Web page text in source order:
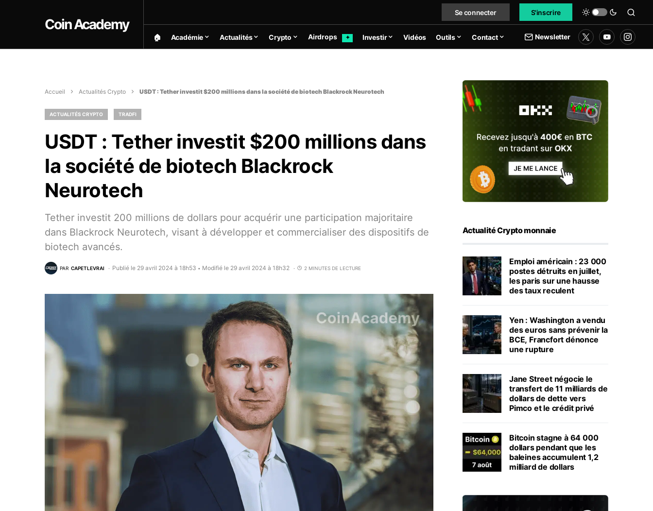
Coin Academy
Se connecter S'inscrire
🏠︎ Académie Actualités Crypto Airdrops ✦ Investir Vidéos Outils Contact Newsletter
Accueil Actualités Crypto USDT : Tether investit $200 millions dans la société de biotech Blackrock Neurotech
ACTUALITÉS CRYPTO TRADFI
USDT : Tether investit $200 millions dans
la société de biotech Blackrock
Neurotech
Tether investit 200 millions de dollars pour acquérir une participation majoritaire
dans Blackrock Neurotech, visant à développer et commercialiser des dispositifs de
biotech avancés.
PAR CAPETLEVRAI Publié le 29 avril 2024 à 18h53 • Modifié le 29 avril 2024 à 18h32 2 MINUTES DE LECTURE
Actualité Crypto monnaie
Emploi américain : 23 000
postes détruits en juillet,
les paris sur une hausse
des taux reculent
Yen : Washington a vendu
des euros sans prévenir la
BCE, Francfort dénonce
une rupture
Jane Street négocie le
transfert de 11 milliards de
dollars de dette vers
Pimco et le crédit privé
Bitcoin stagne à 64 000
dollars pendant que les
baleines accumulent 1,2
milliard de dollars